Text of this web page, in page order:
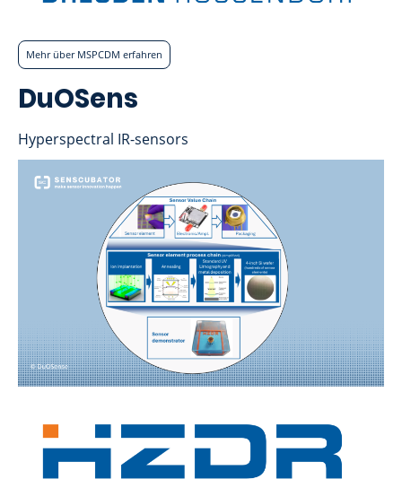
Mehr über MSPCDM erfahren
DuOSens
Hyperspectral IR-sensors